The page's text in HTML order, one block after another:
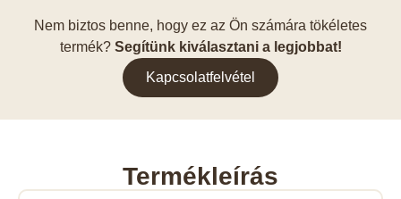
Nem biztos benne, hogy ez az Ön számára tökéletes
termék? Segítünk kiválasztani a legjobbat!
Kapcsolatfelvétel
Termékleírás